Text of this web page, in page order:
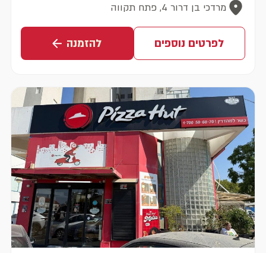
מרדכי בן דרור 4, פתח תקווה
לפרטים נוספים להזמנה